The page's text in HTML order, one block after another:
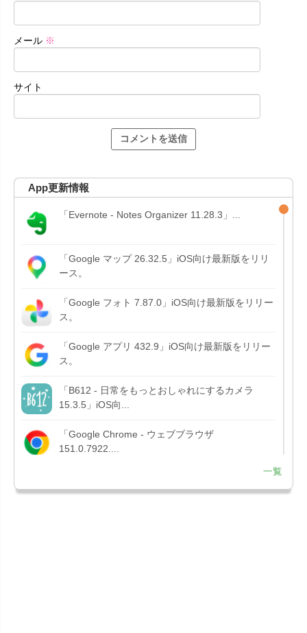
メール ※
サイト
App更新情報
「Evernote - Notes Organizer 11.28.3」...
「Google マップ 26.32.5」iOS向け最新版をリリ
ース。
「Google フォト 7.87.0」iOS向け最新版をリリー
ス。
「Google アプリ 432.9」iOS向け最新版をリリー
ス。
「B612 - 日常をもっとおしゃれにするカメラ
15.3.5」iOS向...
「Google Chrome - ウェブブラウザ
151.0.7922....
「Microsoft OneDrive 18.7.3」iOS向け最新版を...
一覧